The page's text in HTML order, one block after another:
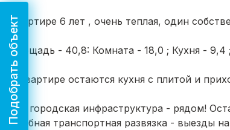
Квартире 6 лет , очень теплая, один
Площадь - 40,8: Комната - 18,0 ; Кухня -
В квартире остаются кухня с плитой и
Вся городская инфраструктура - рядом!
Удобная транспортная развязка - выезды
Подобрать объект